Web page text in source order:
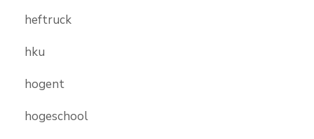
heftruck
hku
hogent
hogeschool